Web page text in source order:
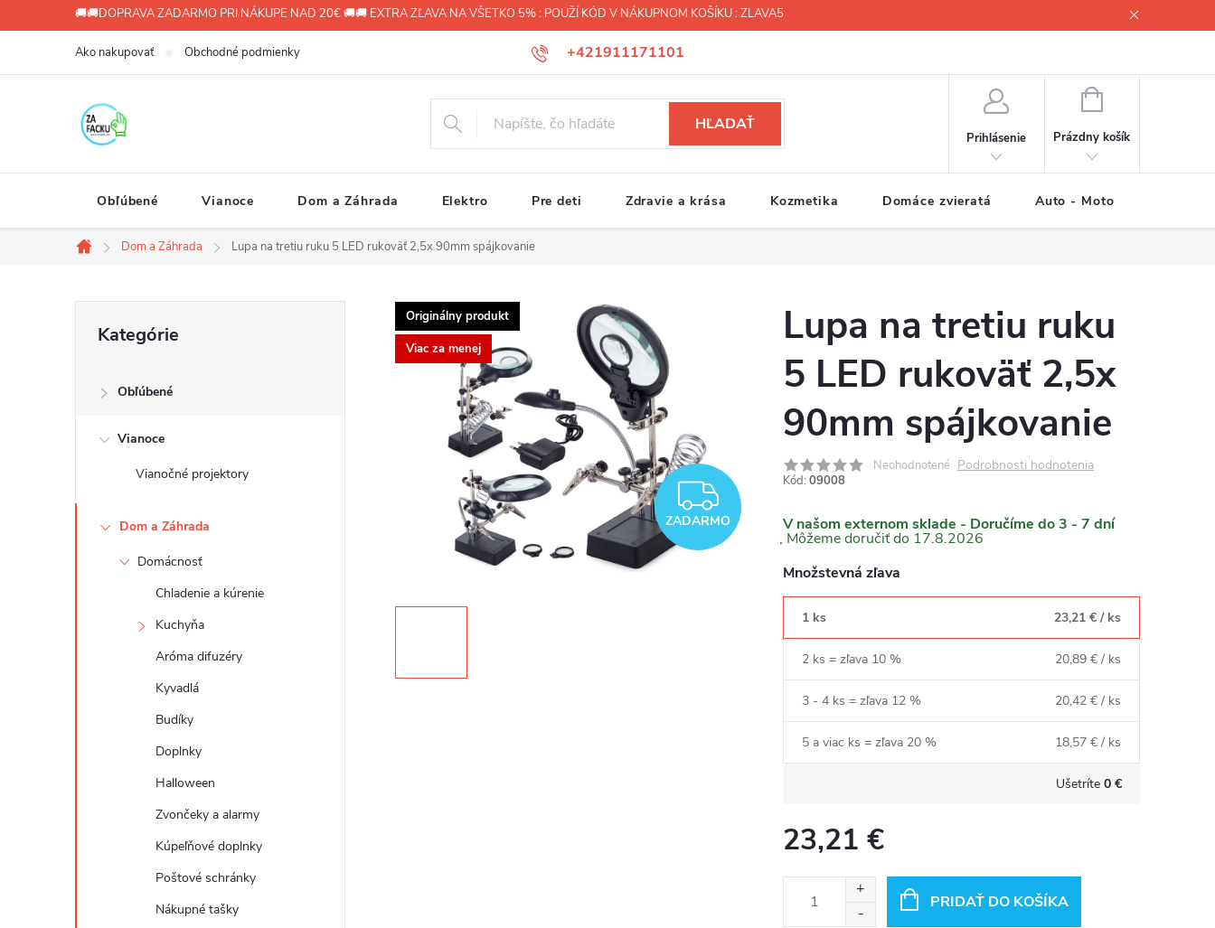
na
🚚🚚DOPRAVA ZADARMO PRI NÁKUPE NAD 20€ 🚚🚚 EXTRA ZĽAVA NA VŠETKO 5% : POUŽÍ KÓD V NÁKUPNOM KOŠÍKU : ZLAVA5
+421911171101
Ako nakupovať Obchodné podmienky
HĽADAŤ
Prihlásenie
NÁKUPNÝ
Prázdny košík
Obľúbené Vianoce Dom a Záhrada Elektro Pre deti Zdravie a krása Kozmetika Domáce zvieratá Auto - Moto
Domov
Dom a Záhrada Lupa na tretiu ruku 5 LED rukoväť 2,5x 90mm spájkovanie
ý
kategórie
Kategórie
Obľúbené
Vianoce
Vianočné projektory
Dom a Záhrada
Domácnosť
Chladenie a kúrenie
Kuchyňa
Aróma difuzéry
Kyvadlá
Budíky
Doplnky
Halloween
Zvončeky a alarmy
Kúpeľňové doplnky
Poštové schránky
Nákupné tašky
Originálny produkt
Viac za menej
ZADARMO
ZADARMO
Lupa na tretiu ruku
5 LED rukoväť 2,5x
90mm spájkovanie
Neohodnotené Podrobnosti hodnotenia
Kód: 09008
V našom externom sklade - Doručíme do 3 - 7 dní
17.8.2026
Množstevná zľava
1 ks 23,21 € / ks
2 ks = zľava 10 % 20,89 € / ks
3 - 4 ks = zľava 12 % 20,42 € / ks
5 a viac ks = zľava 20 % 18,57 € / ks
Ušetríte 0 €
23,21 €
PRIDAŤ DO KOŠÍKA